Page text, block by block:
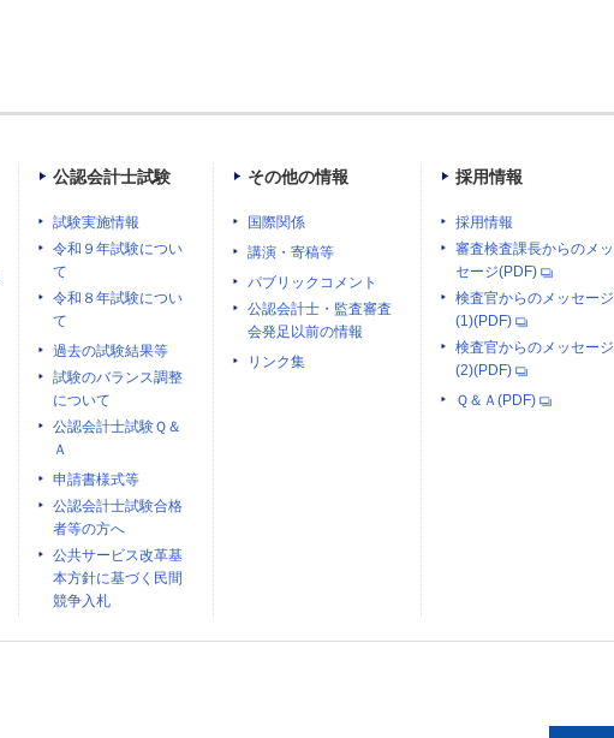
公認会計士試験
試験実施情報
令和９年試験につい
て
令和８年試験につい
て
過去の試験結果等
試験のバランス調整
について
公認会計士試験Ｑ＆
Ａ
申請書様式等
公認会計士試験合格
者等の方へ
公共サービス改革基
本方針に基づく民間
競争入札
その他の情報
国際関係
講演・寄稿等
パブリックコメント
公認会計士・監査審査
会発足以前の情報
リンク集
採用情報
採用情報
審査検査課長からのメッ
セージ(PDF)
検査官からのメッセージ
(1)(PDF)
検査官からのメッセージ
(2)(PDF)
Ｑ＆Ａ(PDF)